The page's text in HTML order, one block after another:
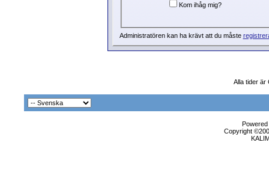
Kom ihåg mig?
Administratören kan ha krävt att du måste
Alla tider är
Copyright